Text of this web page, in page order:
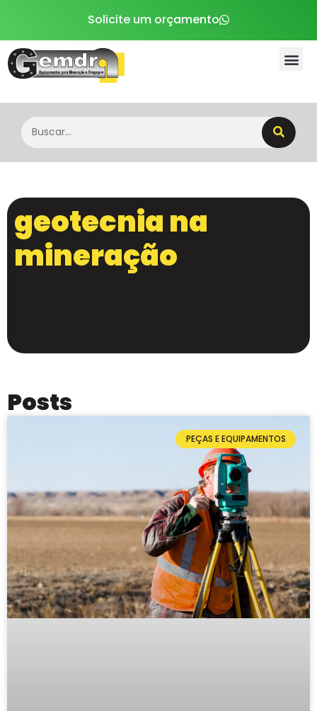
Solicite um orçamento
geotecnia na
mineração
Posts
PEÇAS E EQUIPAMENTOS